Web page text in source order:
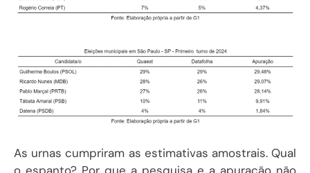
As urnas cumpriram as estimativas amostrais. Qual